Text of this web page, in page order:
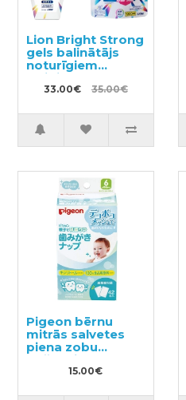
Lion Bright Strong
gels balinātājs
noturīgiem
traipiem ar
antibakteriālu
pildviela 1200ml
33.00€ 35.00€
Pigeon bērnu
mitrās salvetes
piena zobu
tīrīšanai no 6
mēn.+ 42gab
15.00€